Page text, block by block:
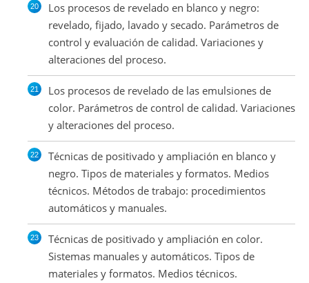
Los procesos de revelado en blanco y negro:
revelado, fijado, lavado y secado. Parámetros de
control y evaluación de calidad. Variaciones y
alteraciones del proceso.
Los procesos de revelado de las emulsiones de
color. Parámetros de control de calidad. Variaciones
y alteraciones del proceso.
Técnicas de positivado y ampliación en blanco y
negro. Tipos de materiales y formatos. Medios
técnicos. Métodos de trabajo: procedimientos
automáticos y manuales.
Técnicas de positivado y ampliación en color.
Sistemas manuales y automáticos. Tipos de
materiales y formatos. Medios técnicos.